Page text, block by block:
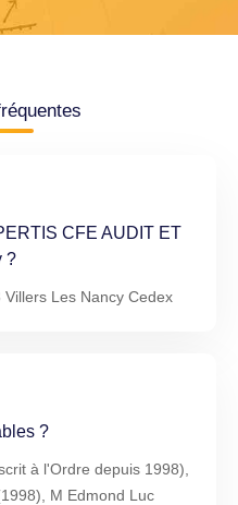
CFE AUDIT ET
?
Les Nancy Cedex
?
à l'Ordre depuis 1998),
M Edmond Luc